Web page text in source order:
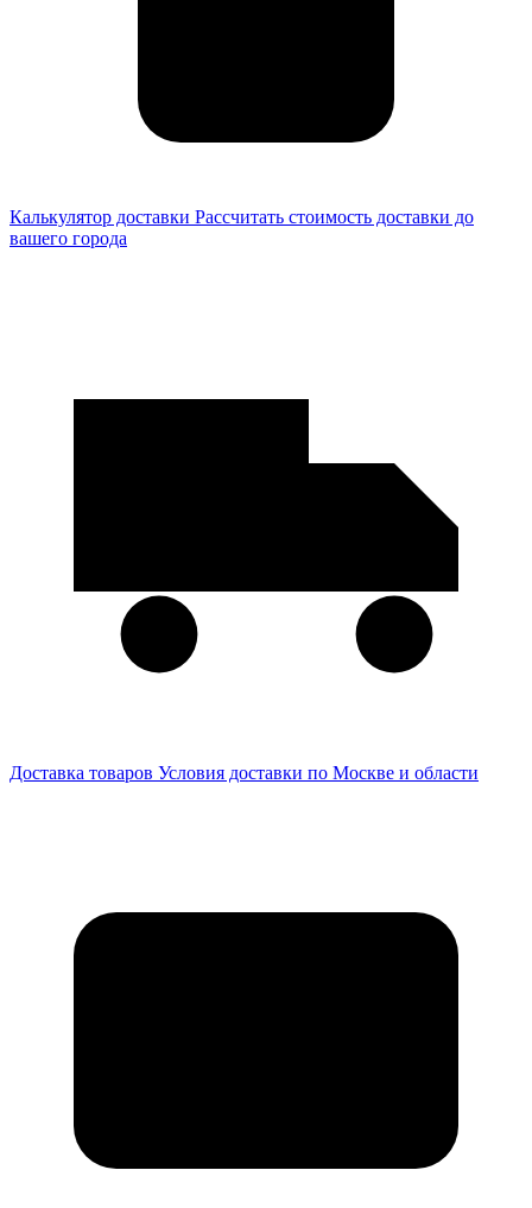
Калькулятор доставки Рассчитать стоимость доставки до
вашего города
Доставка товаров Условия доставки по Москве и области